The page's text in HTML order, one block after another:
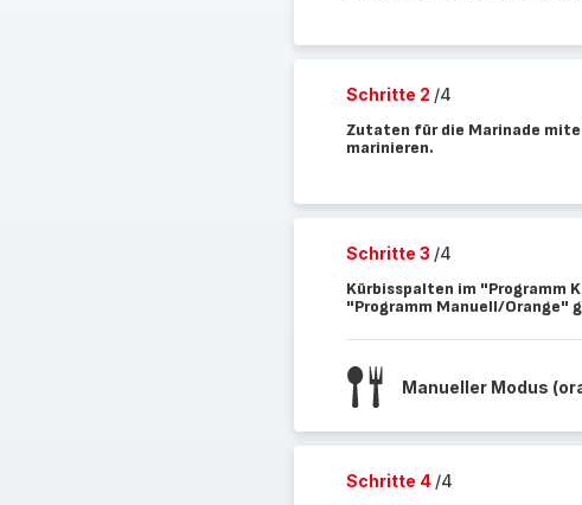
Schritte 2 /4
Zutaten für die Marinade
marinieren.
Schritte 3 /4
Kürbisspalten im "Programm
"Programm Manuell/Orange"
Manueller Modus
Schritte 4 /4